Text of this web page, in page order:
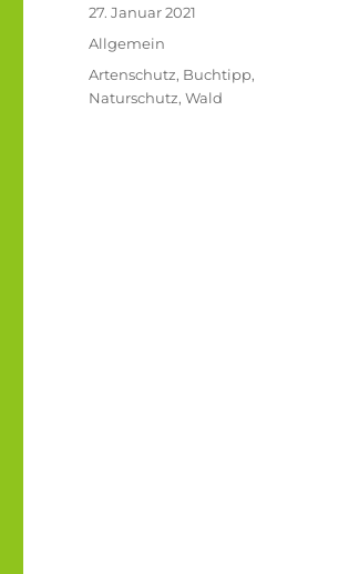
Veröffentlicht
am
27. Januar 2021
Kategorien
Allgemein
Schlagwörter
Artenschutz, Buchtipp,
Naturschutz,Wald